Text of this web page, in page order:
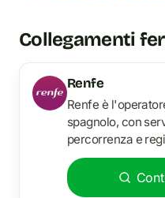
Collegamenti
Renfe
Renfe è
spagnolo, con
percorrenza e